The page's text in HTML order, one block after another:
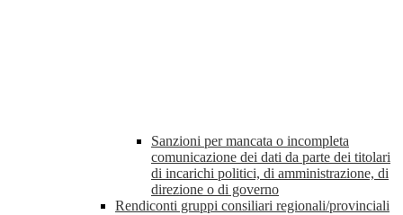
Sanzioni per mancata o incompleta
comunicazione dei dati da parte dei titolari
di incarichi politici, di amministrazione, di
direzione o di governo
Rendiconti gruppi consiliari regionali/provinciali